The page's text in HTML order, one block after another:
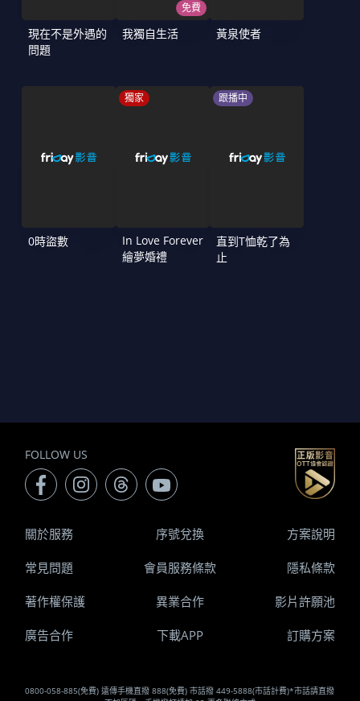
現在不是外遇的
問題
免費
我獨自生活 黃泉使者
0時盜數
獨家
In Love Forever
繪夢婚禮
跟播中
直到T恤乾了為
止
FOLLOW US
0800-058-885(免費) 遠傳手機直撥 888(免費) 市話撥 449-5888(市話計費)*市話請直撥
關於服務 序號兌換 方案說明
常見問題 會員服務條款 隱私條款
著作權保護 異業合作 影片許願池
廣告合作 下載APP 訂購方案